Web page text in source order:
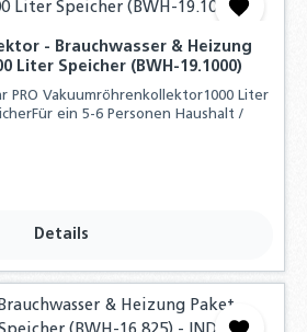
- Brauchwasser & Heizung
Liter Speicher (BWH-19.1000)
PRO Vakuumröhrenkollektor1000 Liter
ein 5-6 Personen Haushalt /
Details